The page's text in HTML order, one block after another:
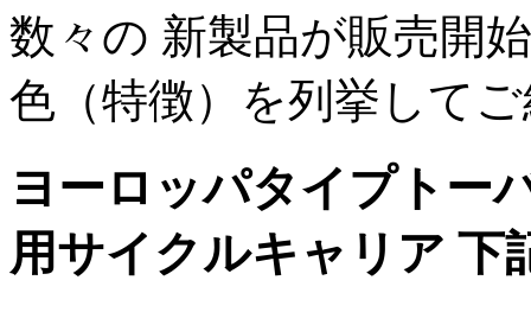
数々の 新製品が販売開
色（特徴）を列挙して
ヨーロッパタイプトー
用サイクルキャリア 下